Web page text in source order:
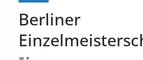
Berliner